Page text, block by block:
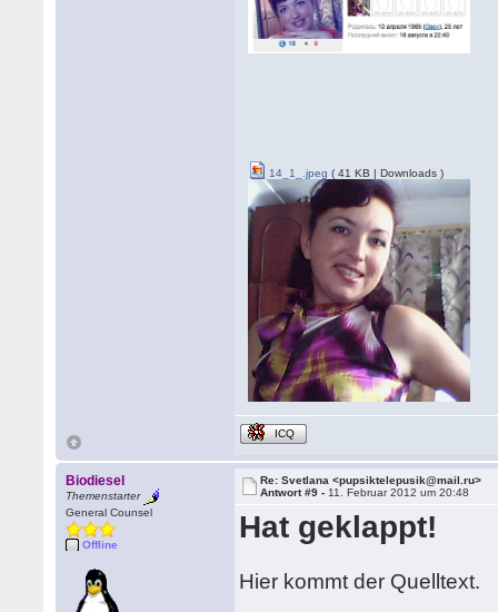
14_1_.jpeg ( 41 KB | Downloads )
ICQ
Biodiesel
Themenstarter
General Counsel
Offline
Re: Svetlana <pupsiktelepusik@mail.ru>
Antwort #9 - 11. Februar 2012 um 20:48
Hat geklappt!
Hier kommt der Quelltext.